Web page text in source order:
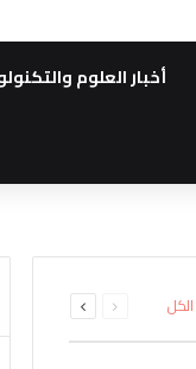
أخبار العلوم
تنظيم
ترفع
في
الكل الصفحةالصفحة